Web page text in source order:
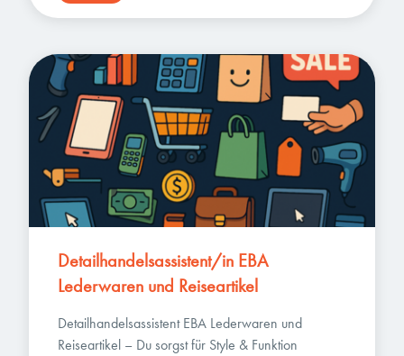
Detailhandelsassistent/in EBA
Lederwaren und Reiseartikel
Detailhandelsassistent EBA Lederwaren und
Reiseartikel – Du sorgst für Style & Funktion